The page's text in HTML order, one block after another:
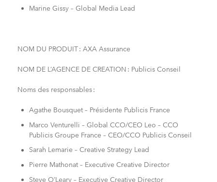
Marine Gissy – Global Media Lead
NOM DU PRODUIT : AXA Assurance
NOM DE L’AGENCE DE CREATION : Publicis Conseil
Noms des responsables :
Agathe Bousquet – Présidente Publicis France
Marco Venturelli – Global CCO/CEO Leo – CCO
Publicis Groupe France – CEO/CCO Publicis Conseil
Sarah Lemarie – Creative Strategy Lead
Pierre Mathonat – Executive Creative Director
Steve O’Leary – Executive Creative Director